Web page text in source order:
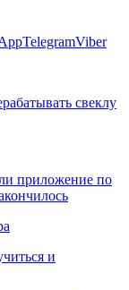
TelegramViber
свеклу
приложение по
и